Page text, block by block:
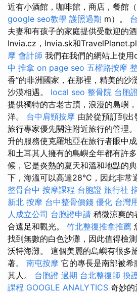
近有小酒館，咖啡館，商店，餐館
google seo教學 護照過期 m）。
夫妻和有孩子的家庭提供受歡迎的
Invia.cz，Invia.sk和TravelPlanet.pl
摩 會計師 我們在我們的網站上使用
中 推拿 on page seo 五權路按摩
香”的非洲國家，在那裡，精美的沙
沙漠相遇。 local seo 整骨院 台胞
提供獨特的古老古蹟，浪漫的島嶼
洋。 台中肩頸按摩 由於從預訂到出
旅行專家優先關注附近旅行的管理
升的服務使克羅地亞在旅行者眼中
和土耳其人擁有的島嶼全年都有許
候，它是炎熱的夏天和溫和地點的
下，海溫可以高達28°C，因此非常
整骨台中 按摩課程 台胞證 旅行社
新北 按摩 台中整骨價錢 優化 台灣
人成立公司 台胞證申請 稍微涼爽的
合遠足和觀光。 竹北整復推拿推薦
找到無數的白色沙灘，因此值得檢
沃特海灘。 這個美麗的島嶼有很多
著。 南屯按摩 它的專長是南部被
其人。 台胞證 過期 台北整復師 換
課程 GOOGLE ANALYTICS 奇妙的